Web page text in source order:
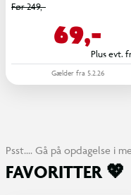
Før 249,-
69,-
Plus evt.
Gælder fra 5.2.26
Psst.... Gå på opdagelse i
FAVORITTER 💖